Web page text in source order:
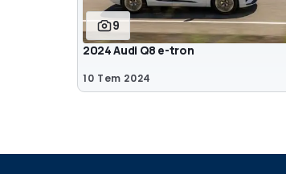
9
2024 Audi Q8 e-tron
10 Tem 2024